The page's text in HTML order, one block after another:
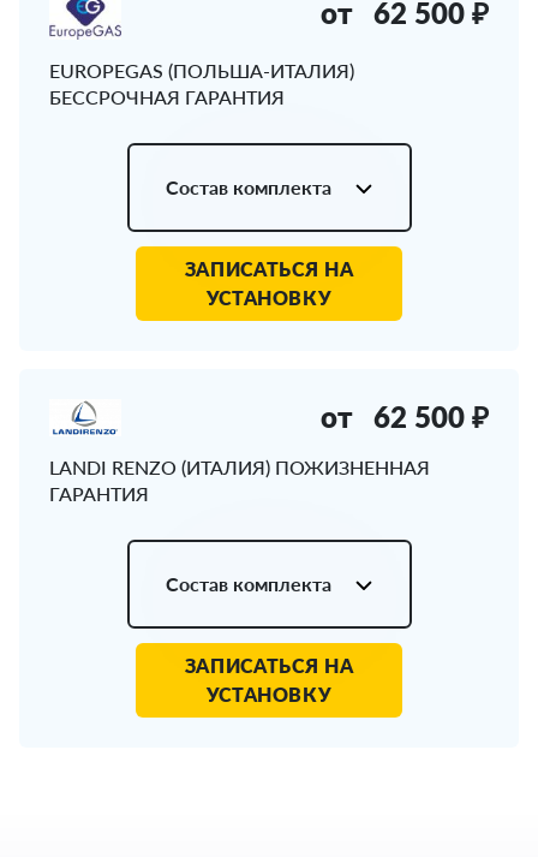
EUROPEGAS (ПОЛЬША-ИТАЛИЯ)
БЕССРОЧНАЯ ГАРАНТИЯ
от 62 500 ₽
Состав комплекта
ЗАПИСАТЬСЯ НА
УСТАНОВКУ
LANDI RENZO (ИТАЛИЯ) ПОЖИЗНЕННАЯ
ГАРАНТИЯ
от 62 500 ₽
Состав комплекта
ЗАПИСАТЬСЯ НА
УСТАНОВКУ